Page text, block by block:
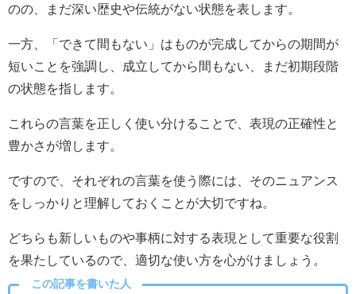
のの、まだ深い歴史や伝統がない状態を表します。
一方、「できて間もない」はものが完成してからの期間が
短いことを強調し、成立してから間もない、まだ初期段階
の状態を指します。
これらの言葉を正しく使い分けることで、表現の正確性と
豊かさが増します。
ですので、それぞれの言葉を使う際には、そのニュアンス
をしっかりと理解しておくことが大切ですね。
どちらも新しいものや事柄に対する表現として重要な役割
を果たしているので、適切な使い方を心がけましょう。
この記事を書いた人